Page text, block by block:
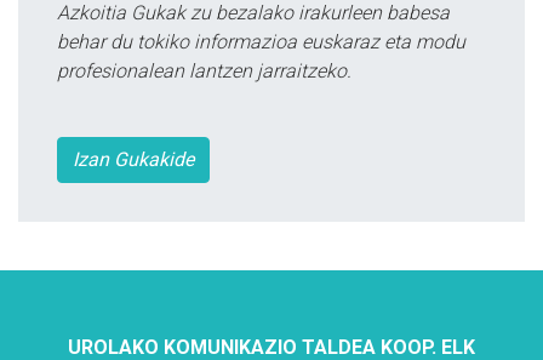
Azkoitia Gukak zu bezalako irakurleen babesa
behar du tokiko informazioa euskaraz eta modu
profesionalean lantzen jarraitzeko.
Izan Gukakide
UROLAKO KOMUNIKAZIO TALDEA KOOP. ELK